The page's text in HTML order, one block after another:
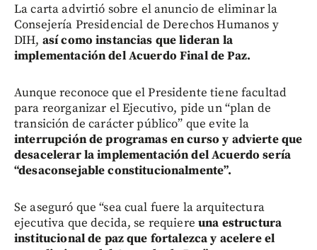
La carta advirtió sobre el anuncio de eliminar la
Consejería Presidencial de Derechos Humanos y
DIH, así como instancias que lideran la
implementación del Acuerdo Final de Paz.
Aunque reconoce que el Presidente tiene facultad
para reorganizar el Ejecutivo, pide un “plan de
transición de carácter público” que evite la
interrupción de programas en curso y advierte que
desacelerar la implementación del Acuerdo sería
“desaconsejable constitucionalmente”.
Se aseguró que “sea cual fuere la arquitectura
ejecutiva que decida, se requiereuna estructura
institucional de paz que fortalezca y acelere el